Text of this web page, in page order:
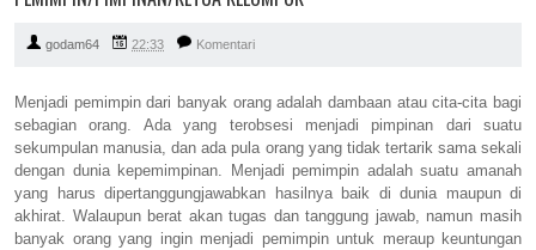
godam64 22:33 Komentari
Menjadi pemimpin dari banyak orang adalah dambaan atau cita-cita bagi
sebagian orang. Ada yang terobsesi menjadi pimpinan dari suatu
sekumpulan manusia, dan ada pula orang yang tidak tertarik sama sekali
dengan dunia kepemimpinan. Menjadi pemimpin adalah suatu amanah
yang harus dipertanggungjawabkan hasilnya baik di dunia maupun di
akhirat. Walaupun berat akan tugas dan tanggung jawab, namun masih
banyak orang yang ingin menjadi pemimpin untuk meraup keuntungan